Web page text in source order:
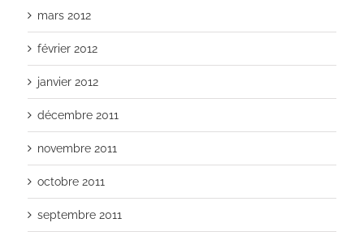
mars 2012
février 2012
janvier 2012
décembre 2011
novembre 2011
octobre 2011
septembre 2011